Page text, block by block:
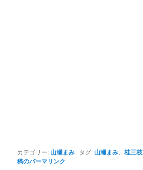
カテゴリー: 山瀬まみ タグ: 山瀬まみ 、桂三枝
稿のパーマリンク